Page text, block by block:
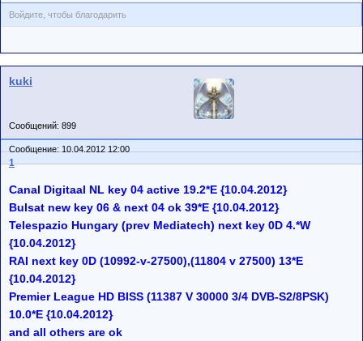
Войдите, чтобы благодарить
kuki
Сообщений: 899
Сообщение: 10.04.2012 12:00
1
Canal Digitaal NL key 04 active 19.2*E {10.04.2012}
Bulsat new key 06 & next 04 ok 39*E {10.04.2012}
Telespazio Hungary (prev Mediatech) next key 0D 4.*W
{10.04.2012}
RAI next key 0D (10992-v-27500),(11804 v 27500) 13*E
{10.04.2012}
Premier League HD BISS (11387 V 30000 3/4 DVB-S2/8PSK)
10.0*E {10.04.2012}
and all others are ok